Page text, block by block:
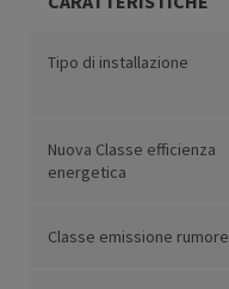
Tipo di installazione
Nuova Classe efficienza
energetica
Classe emissione rumore